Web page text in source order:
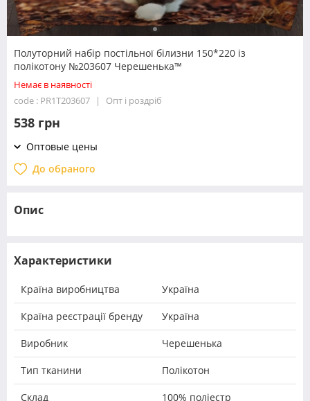
Полуторний набір постільної білизни 150*220 із
полікотону №203607 Черешенька™
Немає в наявності
code : PR1T203607
Опт і роздріб
538 грн
Оптовые цены
До обраного
Опис
Характеристики
Країна виробництва Україна
Країна реєстрації бренду Україна
Виробник Черешенька
Тип тканини Полікотон
Склад 100% поліестр